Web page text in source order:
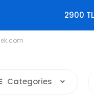
2900
Categories